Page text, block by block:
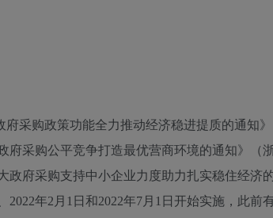
府采购政策功能全力推动经济稳进提质的通知
府采购公平竞争打造最优营商环境的通知》（
政府采购支持中小企业力度助力扎实稳住经济
2022年2月1日和2022年7月1日开始实施，此前